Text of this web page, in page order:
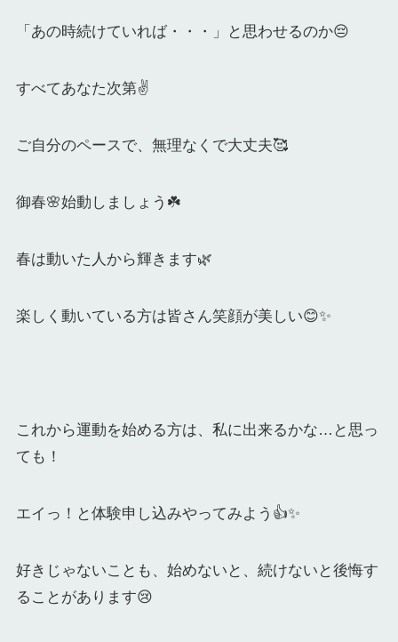
「あの時続けていれば・・・」と思わせるのか😔
すべてあなた次第✌️
ご自分のペースで、無理なくで大丈夫🥰
御春🌸始動しましょう☘️
春は動いた人から輝きます🌿
楽しく動いている方は皆さん笑顔が美しい😊✨
これから運動を始める方は、私に出来るかな…と思っ
ても！
エイっ！と体験申し込みやってみよう👍✨
好きじゃないことも、始めないと、続けないと後悔す
ることがあります😢